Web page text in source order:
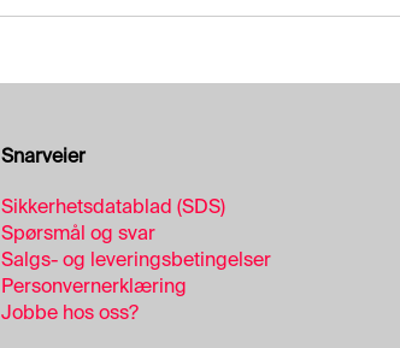
Snarveier
Sikkerhetsdatablad (SDS)
Spørsmål og svar
Salgs- og leveringsbetingelser
Personvernerklæring
Jobbe hos oss?